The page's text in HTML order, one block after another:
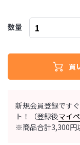
新規会員登録です
ト！（登録後マイ
※商品合計3,300円
数量